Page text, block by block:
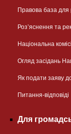
Правова база для
Розʼяснення та
Національна
Огляд засідань
Як подати заяву до
Питання-відповіді
Для